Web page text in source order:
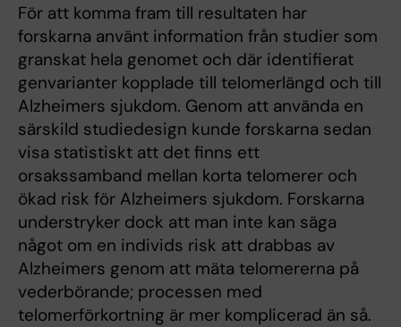
För att komma fram till resultaten har
forskarna använt information från studier som
granskat hela genomet och där identifierat
genvarianter kopplade till telomerlängd och till
Alzheimers sjukdom. Genom att använda en
särskild studiedesign kunde forskarna sedan
visa statistiskt att det finns ett
orsakssamband mellan korta telomerer och
ökad risk för Alzheimers sjukdom. Forskarna
understryker dock att man inte kan säga
något om en individs risk att drabbas av
Alzheimers genom att mäta telomererna på
vederbörande; processen med
telomerförkortning är mer komplicerad än så.